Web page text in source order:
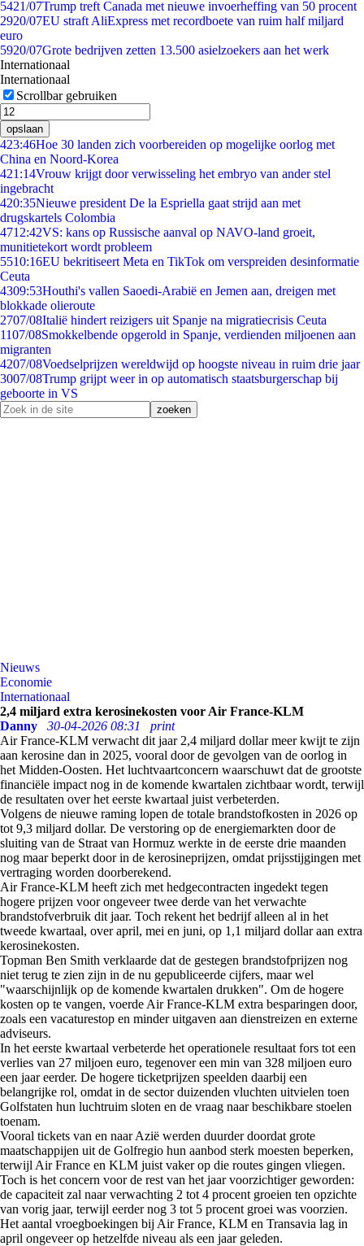
5421/07Trump treft Canada met nieuwe invoerheffing van 50 procent
2920/07EU straft AliExpress met recordboete van ruim half miljard
euro
5920/07Grote bedrijven zetten 13.500 asielzoekers aan het werk
Internationaal
Internationaal
Scrollbar gebruiken
opslaan
423:46Hoe 30 landen zich voorbereiden op mogelijke oorlog met
China en Noord-Korea
421:14Vrouw krijgt door verwisseling het embryo van ander stel
ingebracht
420:35Nieuwe president De la Espriella gaat strijd aan met
drugskartels Colombia
4712:42VS: kans op Russische aanval op NAVO-land groeit,
munitietekort wordt probleem
5510:16EU bekritiseert Meta en TikTok om verspreiden desinformatie
Ceuta
4309:53Houthi's vallen Saoedi-Arabië en Jemen aan, dreigen met
blokkade olieroute
2707/08Italië hindert reizigers uit Spanje na migratiecrisis Ceuta
1107/08Smokkelbende opgerold in Spanje, verdienden miljoenen aan
migranten
4207/08Voedselprijzen wereldwijd op hoogste niveau in ruim drie jaar
3007/08Trump grijpt weer in op automatisch staatsburgerschap bij
geboorte in VS
Nieuws
Economie
Internationaal
2,4 miljard extra kerosinekosten voor Air France-KLM
Danny
30-04-2026 08:31
print
Air France-KLM verwacht dit jaar 2,4 miljard dollar meer kwijt te zijn
aan kerosine dan in 2025, vooral door de gevolgen van de oorlog in
het Midden-Oosten. Het luchtvaartconcern waarschuwt dat de grootste
financiële impact nog in de komende kwartalen zichtbaar wordt, terwijl
de resultaten over het eerste kwartaal juist verbeterden.
Volgens de nieuwe raming lopen de totale brandstofkosten in 2026 op
tot 9,3 miljard dollar. De verstoring op de energiemarkten door de
sluiting van de Straat van Hormuz werkte in de eerste drie maanden
nog maar beperkt door in de kerosineprijzen, omdat prijsstijgingen met
vertraging worden doorberekend.
Air France-KLM heeft zich met hedgecontracten ingedekt tegen
hogere prijzen voor ongeveer twee derde van het verwachte
brandstofverbruik dit jaar. Toch rekent het bedrijf alleen al in het
tweede kwartaal, over april, mei en juni, op 1,1 miljard dollar aan extra
kerosinekosten.
Topman Ben Smith verklaarde dat de gestegen brandstofprijzen nog
niet terug te zien zijn in de nu gepubliceerde cijfers, maar wel
"waarschijnlijk op de komende kwartalen drukken". Om de hogere
kosten op te vangen, voerde Air France-KLM extra besparingen door,
zoals een vacaturestop en minder uitgaven aan dienstreizen en externe
adviseurs.
In het eerste kwartaal verbeterde het operationele resultaat fors tot een
verlies van 27 miljoen euro, tegenover een min van 328 miljoen euro
een jaar eerder. De hogere ticketprijzen speelden daarbij een
belangrijke rol, omdat in de sector duizenden vluchten uitvielen toen
Golfstaten hun luchtruim sloten en de vraag naar beschikbare stoelen
toenam.
Vooral tickets van en naar Azië werden duurder doordat grote
maatschappijen uit de Golfregio hun aanbod sterk moesten beperken,
terwijl Air France en KLM juist vaker op die routes gingen vliegen.
Toch is het concern voor de rest van het jaar voorzichtiger geworden:
de capaciteit zal naar verwachting 2 tot 4 procent groeien ten opzichte
van vorig jaar, terwijl eerder nog 3 tot 5 procent groei was voorzien.
Het aantal vroegboekingen bij Air France, KLM en Transavia lag in
april ongeveer op hetzelfde niveau als een jaar geleden.